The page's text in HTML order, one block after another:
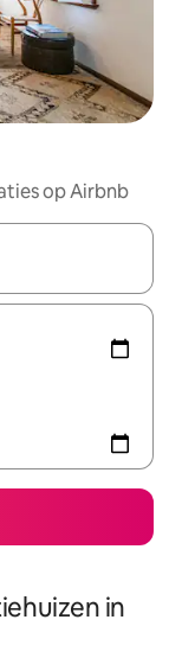
op Airbnb
maak je een keuze
in